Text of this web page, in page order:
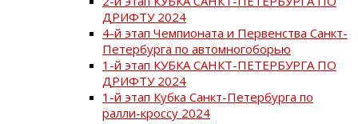
ДРИФТУ 2024
4-й этап Чемпионата и Первенства Санкт-
Петербурга по автомногоборью
1-й этап КУБКА САНКТ-ПЕТЕРБУРГА ПО
ДРИФТУ 2024
1-й этап Кубка Санкт-Петербурга по
ралли-кроссу 2024